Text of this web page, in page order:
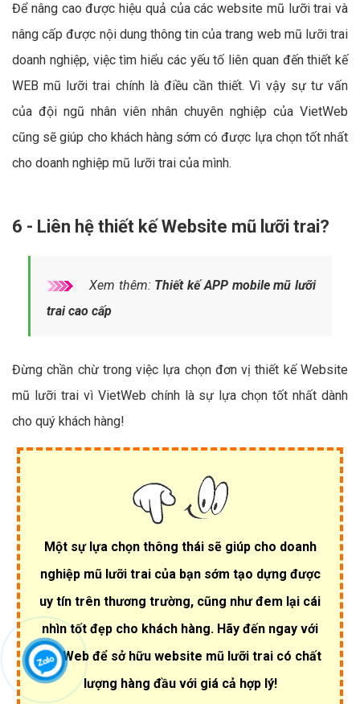
Để nâng cao được hiệu quả của các website mũ lưỡi trai và
nâng cấp được nội dung thông tin của trang web mũ lưỡi trai
doanh nghiệp, việc tìm hiểu các yếu tố liên quan đến thiết kế
WEB mũ lưỡi trai chính là điều cần thiết. Vì vậy sự tư vấn
của đội ngũ nhân viên nhân chuyên nghiệp của VietWeb
cũng sẽ giúp cho khách hàng sớm có được lựa chọn tốt nhất
cho doanh nghiệp mũ lưỡi trai của mình.
6 - Liên hệ thiết kế Website mũ lưỡi trai?
Xem thêm: Thiết kế APP mobile mũ lưỡi
trai cao cấp
Đừng chần chừ trong việc lựa chọn đơn vị thiết kế Website
mũ lưỡi trai vì VietWeb chính là sự lựa chọn tốt nhất dành
cho quý khách hàng!
Một sự lựa chọn thông thái sẽ giúp cho doanh
nghiệp mũ lưỡi trai của bạn sớm tạo dựng được
uy tín trên thương trường, cũng như đem lại cái
nhìn tốt đẹp cho khách hàng. Hãy đến ngay với
VietWeb để sở hữu website mũ lưỡi trai có chất
lượng hàng đầu với giá cả hợp lý!